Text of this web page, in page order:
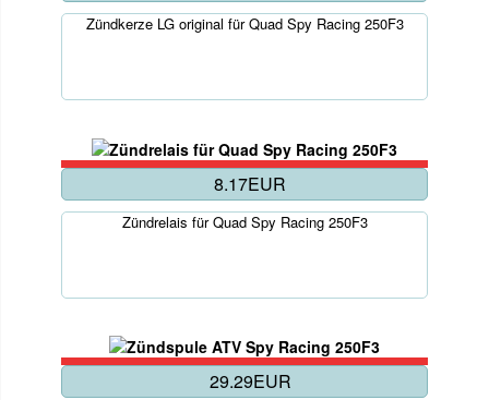
Zündkerze LG original für Quad Spy Racing 250F3
8.17EUR
Zündrelais für Quad Spy Racing 250F3
29.29EUR